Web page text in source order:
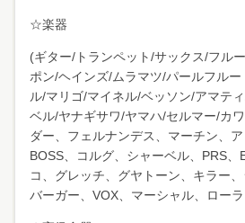
☆楽器
(ギター/トランペット/サックス/フル
ポン/ヘインズ/ムラマツ/パールフル
ル/マリゴ/マイネル/ベッソン/アマテ
ベル/ヤナギサワ/ヤマハ/セルマー/カ
ダー、フェルナンデス、マーチン、ア
BOSS、コルグ、シャーベル、PRS、
コ、グレッチ、グヤトーン、キラー
バーガー、VOX、マーシャル、ロー